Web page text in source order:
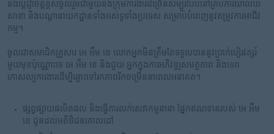
និងប្តេជ្ញាចិត្តខ្ពស់ចូលរួមជាមួយនឹងក្រុមការងារដ៏ច្រើនសម្បូរបែបនៅគ្រប់ការិយាល័យ
សាខា និងបណ្តានាយកដ្ឋានទាំងអស់ទូទាំងប្រទេស សម្រាប់បំពេញនូវតម្រូវការអាជីវ
កម្ម។
ចូលជាសមាជិកគ្រួសារ អេ អឹម ខេ លោកអ្នកមិនត្រឹមតែទទួលបាននូវប្រាក់បៀរវត្សរ៍
មួយមុខប៉ុណ្ណោះទេ អេ អឹម ខេ និងជួយ អ្នកក្នុងការអភិវឌ្ឍសមត្ថភាព និងទេព
កោសល្យការងារដើម្បីឆ្ពោះទៅរកភាពរីកចម្រើននាពេលអនាគត។
ផ្សព្វផ្សាយផលិតផល និងធ្វើការលក់សេវាកម្មនានា ផ្នែកឥណទានរបស់ អេ អឹម
ខេ ជូនដល់អតិថិជនគោលដៅ